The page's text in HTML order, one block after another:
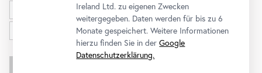
Ausstellungen und Programm
Ireland Ltd. zu eigenen Zwecken
weitergegeben. Daten werden für bis zu 6
Monate gespeichert. Weitere Informationen
hierzu finden Sie in derGoogle
Datenschutzerklärung.